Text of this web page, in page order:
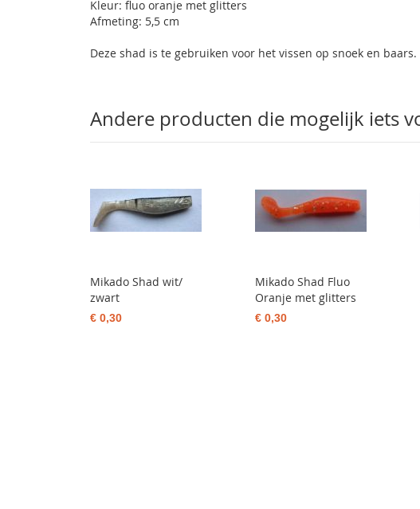
Kleur: fluo oranje met glitters
Afmeting: 5,5 cm
Deze shad is te gebruiken voor het vissen op snoek en baars.
Andere producten die mogelijk iets
Mikado Shad wit/
zwart
€ 0,30
Mikado Shad Fluo
Oranje met glitters
€ 0,30